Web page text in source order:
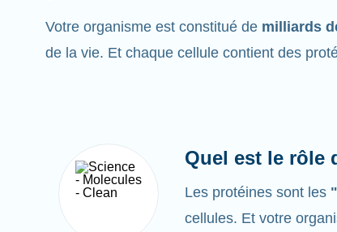
Votre organisme est constitué de milliards
de la vie. Et chaque cellule contient des
Quel est le rôle
Les protéines sont les
cellules. Et votre